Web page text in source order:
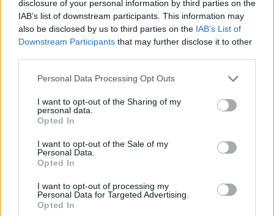
disclosure of your personal information by third parties on the
IAB’s list of downstream participants. This information may
also be disclosed by us to third parties on the IAB’s List of
Downstream Participants that may further disclose it to other
Personal Data Processing Opt Outs
I want to opt-out of the Sharing of my
personal data.
Opted In
I want to opt-out of the Sale of my
Personal Data.
Opted In
I want to opt-out of processing my
Personal Data for Targeted Advertising.
Opted In
Siguenos en las redes sociales!
MasterSEOSEM somos Agencia de publicidad certificada para
gestionar campañas deGoogle Ads
Copyright © masterseosem.com All Rights Reserved -